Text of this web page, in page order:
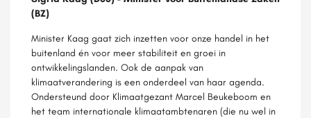
(BZ)
Minister Kaag gaat zich inzetten voor onze handel in het
buitenland én voor meer stabiliteit en groei in
ontwikkelingslanden. Ook de aanpak van
klimaatverandering is een onderdeel van haar agenda.
Ondersteund door Klimaatgezant Marcel Beukeboom en
het team internationale klimaatambtenaren (die nu wel in